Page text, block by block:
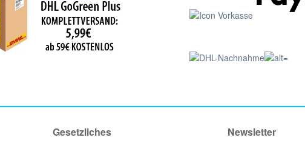
Gesetzliches Newsletter